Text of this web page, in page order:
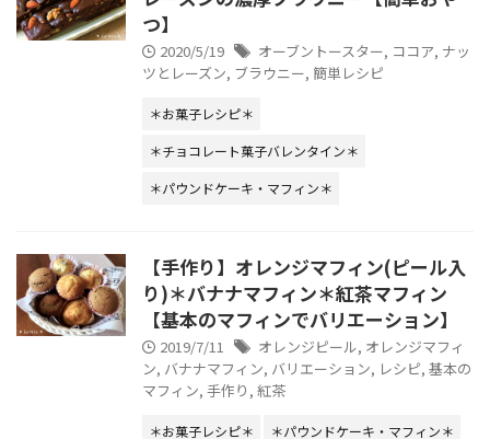
つ】
2020/5/19 オーブントースター, ココア, ナッ
ツとレーズン, ブラウニー, 簡単レシピ
＊お菓子レシピ＊
＊チョコレート菓子バレンタイン＊
＊パウンドケーキ・マフィン＊
【手作り】オレンジマフィン(ピール入
り)＊バナナマフィン＊紅茶マフィン
【基本のマフィンでバリエーション】
2019/7/11 オレンジピール, オレンジマフィ
ン, バナナマフィン, バリエーション, レシピ, 基本の
マフィン, 手作り , 紅茶
＊お菓子レシピ＊ ＊パウンドケーキ・マフィン＊